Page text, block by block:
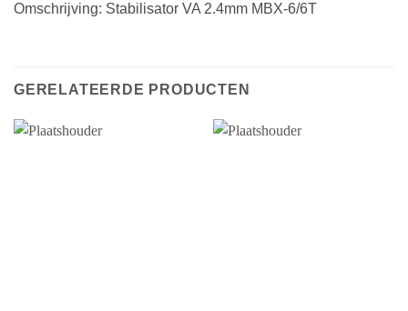
Omschrijving: Stabilisator VA 2.4mm MBX-6/6T
GERELATEERDE PRODUCTEN